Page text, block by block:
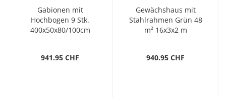
Gabionen mit
Hochbogen 9 Stk.
400x50x80/100cm
941.95 CHF
Gewächshaus mit
Stahlrahmen Grün 48
m² 16x3x2 m
940.95 CHF